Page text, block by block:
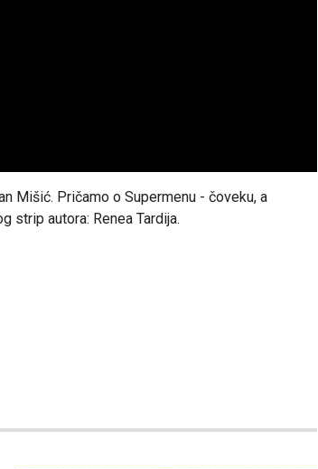
Mišić. Pričamo o Supermenu - čoveku, a
strip autora: Renea Tardija.